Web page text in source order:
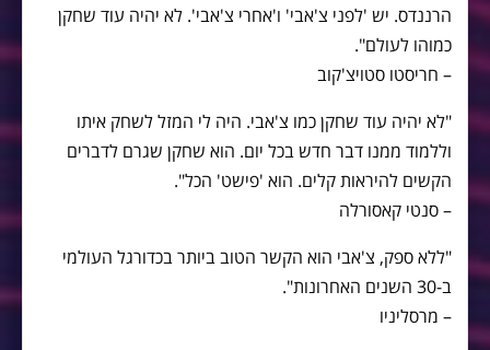
הרננדס. יש 'לפני צ'אבי' ו'אחרי צ'אבי'. לא יהיה עוד שחקן
כמוהו לעולם".
– חריסטו סטויצ'קוב
"לא יהיה עוד שחקן כמו צ'אבי. היה לי המזל לשחק איתו
וללמוד ממנו דבר חדש בכל יום. הוא שחקן שגרם לדברים
הקשים להיראות קלים. הוא 'פישט' הכל".
– סנטי קאסורלה
"ללא ספק, צ'אבי הוא הקשר הטוב ביותר בכדורגל העולמי
ב-30 השנים האחרונות".
– מרסליניו